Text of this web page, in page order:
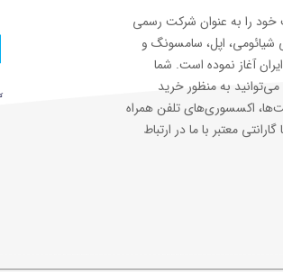
خود را به عنوان شرکت رسمی
شیائومی، اپل، سامسونگ و
آغاز نموده است. شما
به منظور خرید
اکسسوری‌های تلفن همراه
معتبر با ما در ارتباط